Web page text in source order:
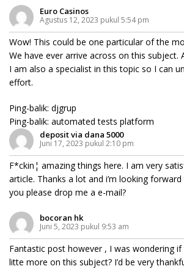
Euro Casinos
Agustus 12, 2023 pukul 5:54 pm
Wow! This could be one particular of the
We have ever arrive across on this subject.
I am also a specialist in this topic so I can
effort.
Ping-balik: djgrup
Ping-balik: automated tests platform
deposit via dana 5000
Juni 17, 2023 pukul 2:10 pm
F*ckin¦ amazing things here. I am very
article. Thanks a lot and i’m looking
you please drop me a e-mail?
bocoran hk
Juni 5, 2023 pukul 9:53 am
Fantastic post however , I was wondering
litte more on this subject? I’d be very